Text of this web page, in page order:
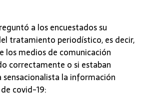
a los encuestados su
tratamiento periodístico, es decir,
los medios de comunicación
correctamente o si estaban
la información
covid-19: